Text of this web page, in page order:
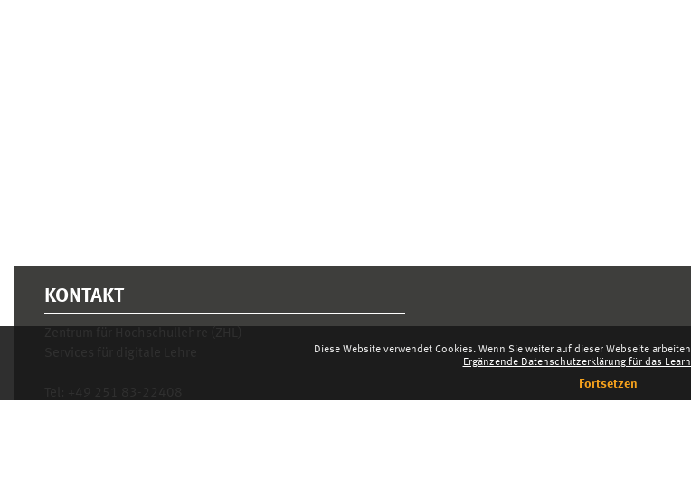
Diese Website verwendet Cookies. Wenn Sie weiter auf dieser Webseite
Ergänzende Datenschutzerklärung für das
Fortsetzen
KONTAKT